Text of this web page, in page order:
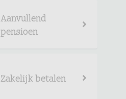
Aanvullend
pensioen
Zakelijk betalen